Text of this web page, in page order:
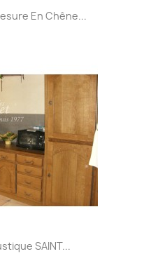
En Chêne...
SAINT...